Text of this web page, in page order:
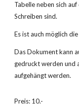
Tabelle neben sich
Schreiben sind.
Es ist auch möglich
Das Dokument kann
gedruckt werden und
aufgehängt werden.
Preis: 10.-